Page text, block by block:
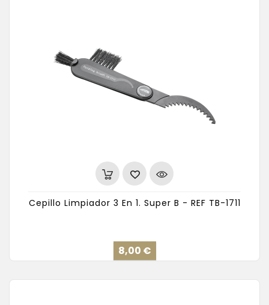
Cepillo Limpiador 3 En 1. Super B - REF TB-1711
8,00 €